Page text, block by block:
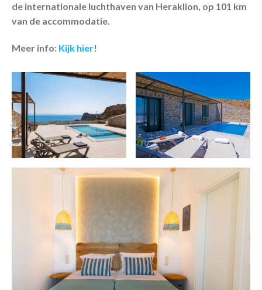
de internationale luchthaven van Heraklion, op 101 km
van de accommodatie.
Meer info: Kijk hier!